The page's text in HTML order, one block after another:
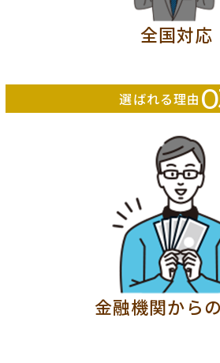
全国対応
選ばれる理由
金融機関から